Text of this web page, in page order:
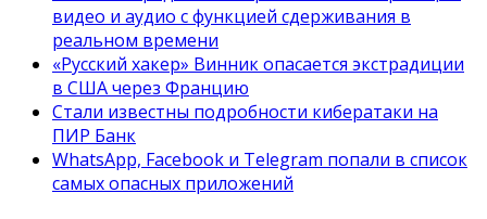
видео и аудио с функцией сдерживания в
реальном времени
«Русский хакер» Винник опасается экстрадиции
в США через Францию
Стали известны подробности кибератаки на
ПИР Банк
WhatsApp, Facebook и Telegram попали в список
самых опасных приложений